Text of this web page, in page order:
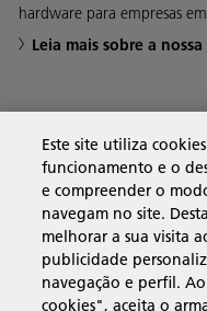
hardware para empresas
Leia mais sobre a
Soluções
Produtos e
Assistência e
Este site utiliza
funcionamento e o
e compreender o
navegam no site.
melhorar a sua visita
publicidade
navegação e perfil.
cookies", aceita o